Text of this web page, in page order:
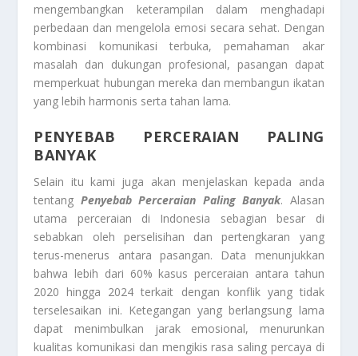
mengembangkan keterampilan dalam menghadapi
perbedaan dan mengelola emosi secara sehat. Dengan
kombinasi komunikasi terbuka, pemahaman akar
masalah dan dukungan profesional, pasangan dapat
memperkuat hubungan mereka dan membangun ikatan
yang lebih harmonis serta tahan lama.
PENYEBAB PERCERAIAN PALING
BANYAK
Selain itu kami juga akan menjelaskan kepada anda
tentang Penyebab Perceraian Paling Banyak. Alasan
utama perceraian di Indonesia sebagian besar di
sebabkan oleh perselisihan dan pertengkaran yang
terus-menerus antara pasangan. Data menunjukkan
bahwa lebih dari 60% kasus perceraian antara tahun
2020 hingga 2024 terkait dengan konflik yang tidak
terselesaikan ini. Ketegangan yang berlangsung lama
dapat menimbulkan jarak emosional, menurunkan
kualitas komunikasi dan mengikis rasa saling percaya di